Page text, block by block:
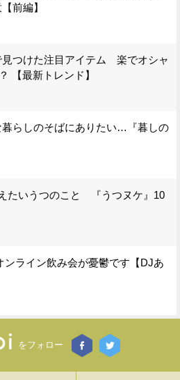
前編】
見つけた注目アイテム 楽でオシャ
【最新トレンド】
暮らしのそばにありたい…『暮しの
たいうつのこと 『うつヌケ』10
ライン飲み会が憂鬱です【DJあ
をフォロー